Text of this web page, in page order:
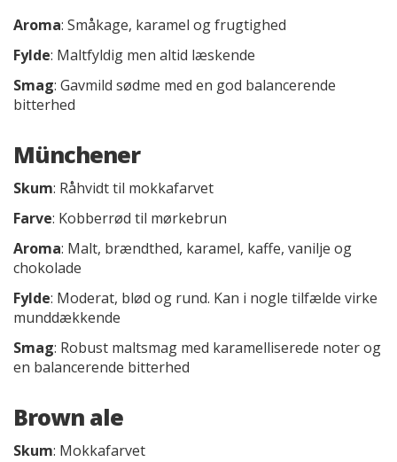
Aroma: Småkage, karamel og frugtighed
Fylde: Maltfyldig men altid læskende
Smag: Gavmild sødme med en god balancerende
bitterhed
Münchener
Skum: Råhvidt til mokkafarvet
Farve: Kobberrød til mørkebrun
Aroma: Malt, brændthed, karamel, kaffe, vanilje og
chokolade
Fylde: Moderat, blød og rund. Kan i nogle tilfælde virke
munddækkende
Smag: Robust maltsmag med karamelliserede noter og
en balancerende bitterhed
Brown ale
Skum: Mokkafarvet